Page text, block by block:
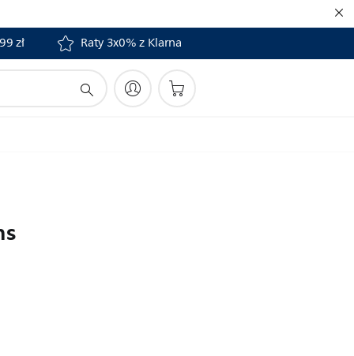
zł Raty 3x0% z Klarna